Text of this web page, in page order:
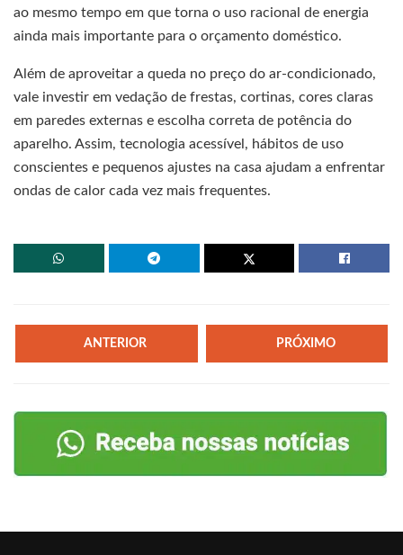
ao mesmo tempo em que torna o uso racional de energia
ainda mais importante para o orçamento doméstico.
Além de aproveitar a queda no preço do ar-condicionado,
vale investir em vedação de frestas, cortinas, cores claras
em paredes externas e escolha correta de potência do
aparelho. Assim, tecnologia acessível, hábitos de uso
conscientes e pequenos ajustes na casa ajudam a enfrentar
ondas de calor cada vez mais frequentes.
ANTERIOR PRÓXIMO